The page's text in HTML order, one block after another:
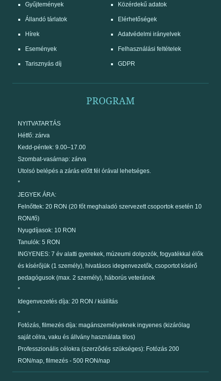
Gyűjtemények
Állandó tárlatok
Hírek
Események
Tarisznyás díj
Közérdekű adatok
Elérhetőségek
Adatvédelmi irányelvek
Felhasználási feltételek
GDPR
PROGRAM
NYITVATARTÁS
Hétfő: zárva
Kedd-péntek: 9.00–17.00
Szombat-vasárnap: zárva
Utolsó belépés a zárás előtt fél órával lehetséges.
*
JEGYEK ÁRA:
Felnőttek: 20 RON (20 főt meghaladó szervezett csoportok esetén 10
RON/fő)
Nyugdíjasok: 10 RON
Tanulók: 5 RON
INGYENES: 7 év alatti gyerekek, múzeumi dolgozók, fogyatékkal élők
és kísérőjük (1 személy), hivatásos idegenvezetők, csoportot kísérő
pedagógusok (max. 2 személy), háborús veteránok
*
Idegenvezetés díja: 20 RON / kiállítás
*
Fotózás, filmezés díja: magánszemélyeknek ingyenes (kizárólag
saját célra, vaku és állvány használata tilos)
Professzionális célokra (szerződés szükséges): Fotózás 200
RON/nap, filmezés - 500 RON/nap